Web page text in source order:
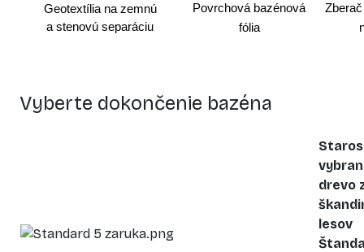
Geotextília na zemnú
a stenovú separáciu
Povrchová bazénová
fólia
Vyberte dokončenie bazéna
drevo
lesov